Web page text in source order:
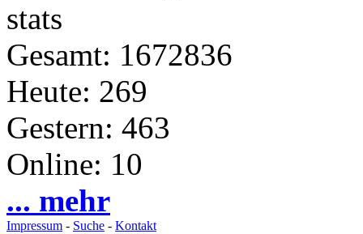
stats
Gesamt: 1672836
Heute: 269
Gestern: 463
Online: 10
... mehr
Impressum - Suche - Kontakt